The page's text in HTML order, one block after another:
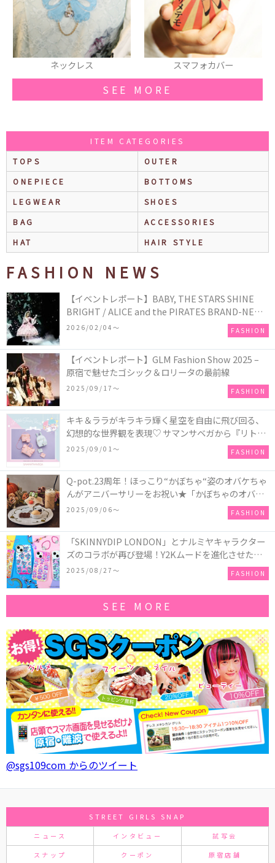
スマフォカバー スニーカー
SEE MORE
ITEM CATEGORIES
TOPS
OUTER
ONEPIECE
BOTTOMS
LEGWEAR
SHOES
BAG
ACCESSORIES
HAT
HAIR STYLE
FASHION NEWS
【イベントレポート】BABY, THE STARS SHINE
BRIGHT / ALICE and the PIRATES BRAND-NEW
COLLECTION in TOKYO
2026/02/04〜 FASHION
【イベントレポート】GLM Fashion Show 2025 –
原宿で魅せたゴシック＆ロリータの最前線
2025/09/17〜 FASHION
キキ＆ララがキラキラ輝く星空を自由に飛び回る、
幻想的な世界観を表現♡ サマンサベガから『リトル
ツインスターズ』50周年アニバーサリーイヤー』を
2025/09/01〜 FASHION
Q-pot.23周年！ほっこり“かぼちゃ“姿のオバケちゃ
んがアニバーサリーをお祝い★「かぼちゃのオバケ
ーキアクセサリー」が新発売！Q-pot CAFE.では
「かぼちゃのオバケーキプレート」も登場
2025/09/06〜 FASHION
「SKINNYDIP LONDON」とナルミヤキャラクター
ズのコラボが再び登場！Y2Kムードを進化させた新
作コレクションを発売♪
2025/08/27〜 FASHION
SEE MORE
@sgs109com からのツイート
STREET GIRLS SNAP
ニュース インタビュー 試写会
スナップ クーポン 原宿店舗